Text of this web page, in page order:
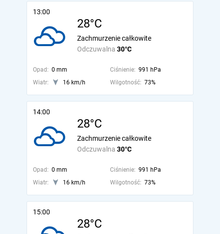
13:00
28°C
Odczuwalna 30°C
Zachmurzenie całkowite
Opad: 0 mm Ciśnienie: 991 hPa
Wiatr:
16 km/h Wilgotność: 73%
14:00
28°C
Odczuwalna 30°C
Zachmurzenie całkowite
Opad: 0 mm Ciśnienie: 991 hPa
Wiatr:
16 km/h Wilgotność: 73%
15:00
28°C